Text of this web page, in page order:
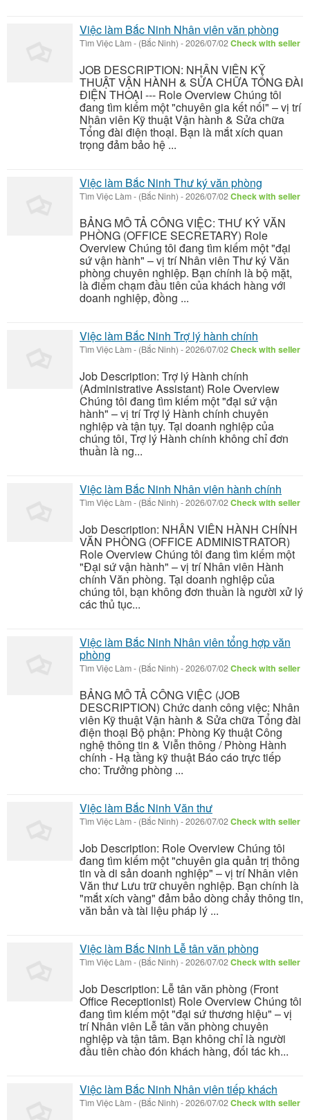
Việc làm Bắc Ninh Nhân viên văn phòng
Tìm Việc Làm- (Bắc Ninh) -2026/07/02Check with seller
JOB DESCRIPTION: NHÂN VIÊN KỸ
THUẬT VẬN HÀNH & SỬA CHỮA TỔNG ĐÀI
ĐIỆN THOẠI --- Role Overview Chúng tôi
đang tìm kiếm một "chuyên gia kết nối" – vị trí
Nhân viên Kỹ thuật Vận hành & Sửa chữa
Tổng đài điện thoại. Bạn là mắt xích quan
trọng đảm bảo hệ ...
Việc làm Bắc Ninh Thư ký văn phòng
Tìm Việc Làm- (Bắc Ninh) -2026/07/02Check with seller
BẢNG MÔ TẢ CÔNG VIỆC: THƯ KÝ VĂN
PHÒNG (OFFICE SECRETARY) Role
Overview Chúng tôi đang tìm kiếm một "đại
sứ vận hành" – vị trí Nhân viên Thư ký Văn
phòng chuyên nghiệp. Bạn chính là bộ mặt,
là điểm chạm đầu tiên của khách hàng với
doanh nghiệp, đồng ...
Việc làm Bắc Ninh Trợ lý hành chính
Tìm Việc Làm- (Bắc Ninh) -2026/07/02Check with seller
Job Description: Trợ lý Hành chính
(Administrative Assistant) Role Overview
Chúng tôi đang tìm kiếm một "đại sứ vận
hành" – vị trí Trợ lý Hành chính chuyên
nghiệp và tận tụy. Tại doanh nghiệp của
chúng tôi, Trợ lý Hành chính không chỉ đơn
thuần là ng...
Việc làm Bắc Ninh Nhân viên hành chính
Tìm Việc Làm- (Bắc Ninh) -2026/07/02Check with seller
Job Description: NHÂN VIÊN HÀNH CHÍNH
VĂN PHÒNG (OFFICE ADMINISTRATOR)
Role Overview Chúng tôi đang tìm kiếm một
"Đại sứ vận hành" – vị trí Nhân viên Hành
chính Văn phòng. Tại doanh nghiệp của
chúng tôi, bạn không đơn thuần là người xử lý
các thủ tục...
Việc làm Bắc Ninh Nhân viên tổng hợp văn
phòng
Tìm Việc Làm- (Bắc Ninh) -2026/07/02Check with seller
BẢNG MÔ TẢ CÔNG VIỆC (JOB
DESCRIPTION) Chức danh công việc: Nhân
viên Kỹ thuật Vận hành & Sửa chữa Tổng đài
điện thoại Bộ phận: Phòng Kỹ thuật Công
nghệ thông tin & Viễn thông / Phòng Hành
chính - Hạ tầng kỹ thuật Báo cáo trực tiếp
cho: Trưởng phòng ...
Việc làm Bắc Ninh Văn thư
Tìm Việc Làm- (Bắc Ninh) -2026/07/02Check with seller
Job Description: Role Overview Chúng tôi
đang tìm kiếm một "chuyên gia quản trị thông
tin và di sản doanh nghiệp" – vị trí Nhân viên
Văn thư Lưu trữ chuyên nghiệp. Bạn chính là
"mắt xích vàng" đảm bảo dòng chảy thông tin,
văn bản và tài liệu pháp lý ...
Việc làm Bắc Ninh Lễ tân văn phòng
Tìm Việc Làm- (Bắc Ninh) -2026/07/02Check with seller
Job Description: Lễ tân văn phòng (Front
Office Receptionist) Role Overview Chúng tôi
đang tìm kiếm một "đại sứ thương hiệu" – vị
trí Nhân viên Lễ tân văn phòng chuyên
nghiệp và tận tâm. Bạn không chỉ là người
đầu tiên chào đón khách hàng, đối tác kh...
Việc làm Bắc Ninh Nhân viên tiếp khách
Tìm Việc Làm- (Bắc Ninh) -2026/07/02Check with seller